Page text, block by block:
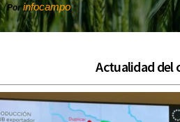
Porinfocampo
Actualidad del